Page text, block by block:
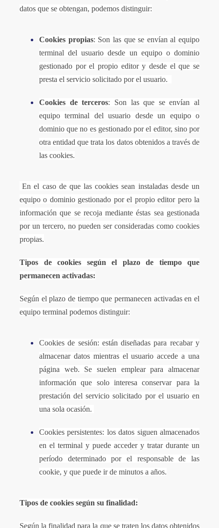
datos que se obtengan, podemos distinguir:
Cookies propias: Son las que se envían al equipo
terminal del usuario desde un equipo o dominio
gestionado por el propio editor y desde el que se
presta el servicio solicitado por el usuario.
Cookies de terceros: Son las que se envían al
equipo terminal del usuario desde un equipo o
dominio que no es gestionado por el editor, sino por
otra entidad que trata los datos obtenidos a través de
las cookies.
En el caso de que las cookies sean instaladas desde un
equipo o dominio gestionado por el propio editor pero la
información que se recoja mediante éstas sea gestionada
por un tercero, no pueden ser consideradas como cookies
propias.
Tipos de cookies según el plazo de tiempo que
permanecen activadas:
Según el plazo de tiempo que permanecen activadas en el
equipo terminal podemos distinguir:
Cookies de sesión: están diseñadas para recabar y
almacenar datos mientras el usuario accede a una
página web. Se suelen emplear para almacenar
información que solo interesa conservar para la
prestación del servicio solicitado por el usuario en
una sola ocasión.
Cookies persistentes: los datos siguen almacenados
en el terminal y puede acceder y tratar durante un
período determinado por el responsable de las
cookie, y que puede ir de minutos a años.
Tipos de cookies según su finalidad:
Según la finalidad para la que se traten los datos obtenidos